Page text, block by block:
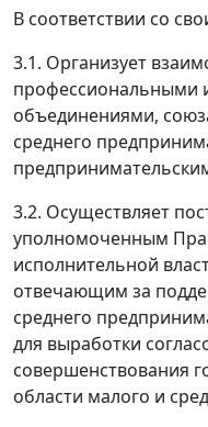
В соответствии со
3.1. Организует
профессиональными
объединениями,
среднего
3.2. Осуществляет
уполномоченным
исполнительной
отвечающим за
среднего
для выработки
совершенствования
области малого и